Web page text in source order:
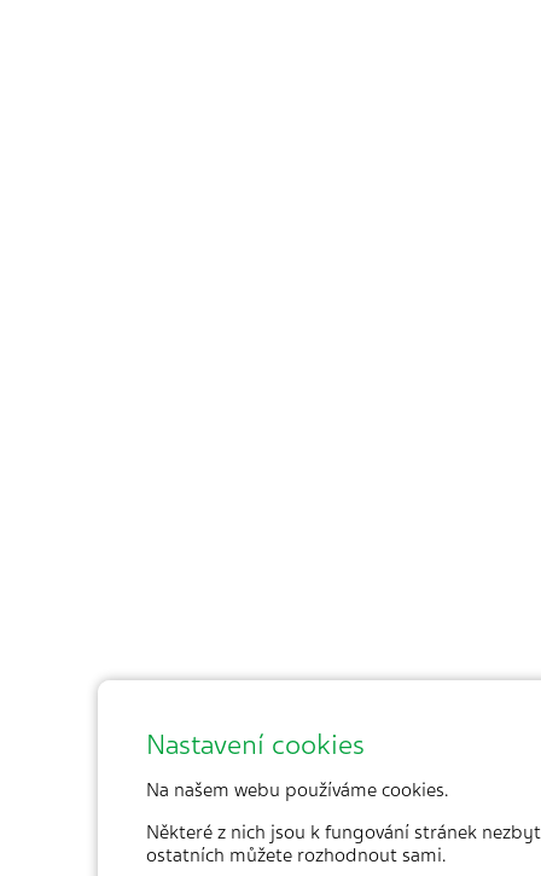
Nastavení cookies
Na našem webu používáme cookies.
Některé z nich jsou k fungování stránek
ostatních můžete rozhodnout sami.